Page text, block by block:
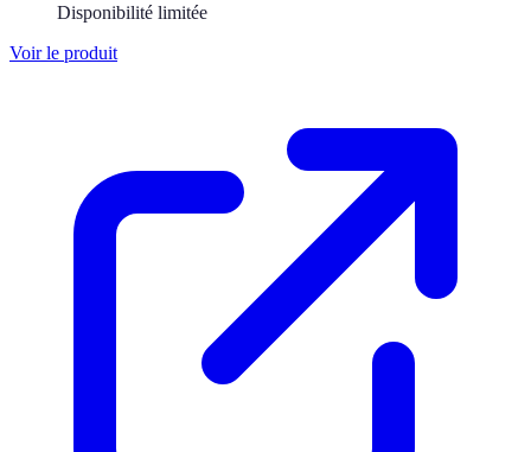
Disponibilité limitée
Voir le produit